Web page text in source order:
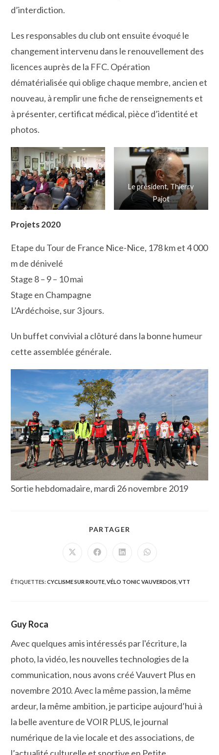
d’interdiction.
Les responsables du club ont ensuite évoqué le
changement intervenu dans le renouvellement des
licences auprès de la FFC. Opération
dématérialisée qui oblige chaque membre, ancien et
nouveau, à remplir une fiche de renseignements et
à présenter, certificat médical, pièce d’identité et
photos.
Le président, Thierry
Pajot
Projets 2020
Etape du Tour de France Nice-Nice, 178 km et 4 000
m de dénivelé
Stage 8 – 9 – 10 mai
Stage en Champagne
L’Ardéchoise, sur 3 jours.
Un buffet convivial a clôturé dans la bonne humeur
cette assemblée générale.
Sortie hebdomadaire, mardi 26 novembre 2019
PARTAGER
Ouvrir
fenêtre
Ouvrir
fenêtre
Ouvrir
fenêtre
Ouvrir
fenêtre
ÉTIQUETTES:CYCLISME SUR ROUTE VÉLO TONIC VAUVERDOIS VTT
Guy Roca
Avec quelques amis intéressés par l'écriture, la
photo, la vidéo, les nouvelles technologies de la
communication, nous avons créé Vauvert Plus en
novembre 2010. Avec la même passion, la même
ardeur, la même ambition, je participe aujourd’hui à
la belle aventure de VOIR PLUS, le journal
numérique de la vie locale et des associations, de